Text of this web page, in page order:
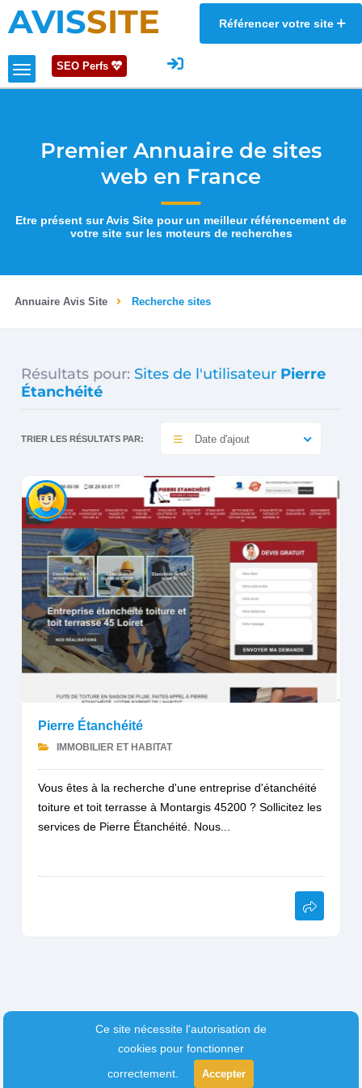
AVISSITE Référencer votre site
SEO Perfs
Premier Annuaire de sites
web en France
Etre présent sur Avis Site pour un meilleur référencement de
votre site sur les moteurs de recherches
Annuaire Avis Site Recherche sites
Résultats pour: Sites de l'utilisateur Pierre
Étanchéité
TRIER LES RÉSULTATS PAR: Date d'ajout
Pierre Étanchéité
IMMOBILIER ET HABITAT
Vous êtes à la recherche d'une entreprise d'étanchéité
toiture et toit terrasse à Montargis 45200 ? Sollicitez les
services de Pierre Étanchéité. Nous...
Ce site nécessite l'autorisation de
cookies pour fonctionner
correctement.
Accepter